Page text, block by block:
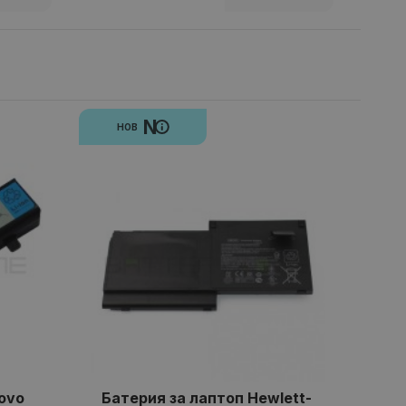
НОВ N
Батерия за лаптоп Hewlett-